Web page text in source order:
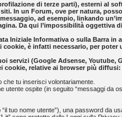
di terze parti), esterni al
In un Forum, ove per natura,
ad esempio, linkando
Da qui l’impossibilità oggettiva
Iniziale Informativa o sulla Barra in
è infatti necessario, per poter
servizi (Google Adsense, Youtube,
cookie, relative ai browser più
che tu inserisci volontariamente.
ospite (in seguito “messaggi da
tuo nome utente”), una password da